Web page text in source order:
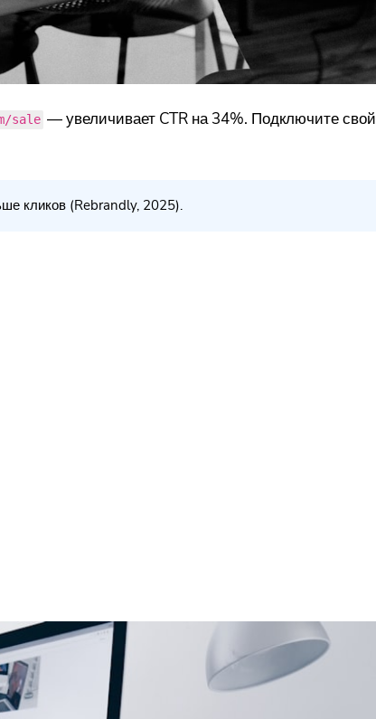
sale — увеличивает CTR на 34%. Подключите свой
кликов (Rebrandly, 2025).